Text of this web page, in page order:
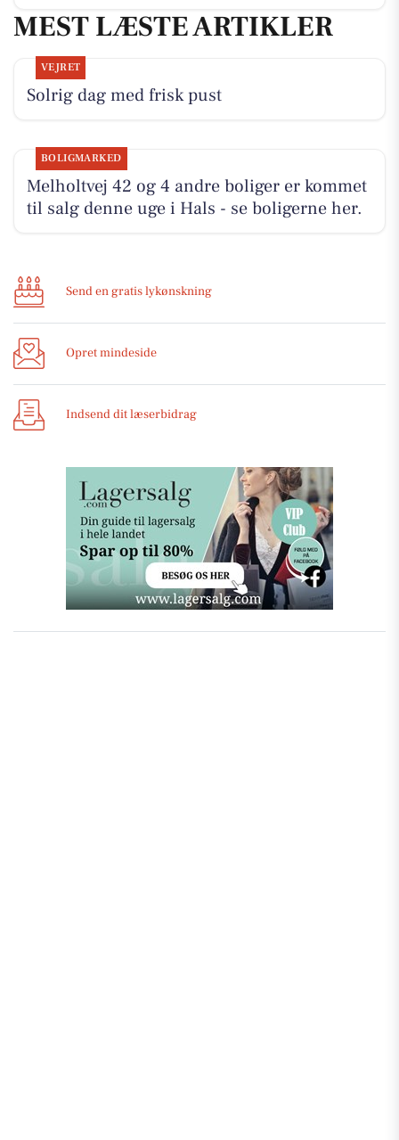
MEST LÆSTE ARTIKLER
VEJRET
Solrig dag med frisk pust
BOLIGMARKED
Melholtvej 42 og 4 andre boliger er kommet
til salg denne uge i Hals - se boligerne her.
Send en gratis lykønskning
Opret mindeside
Indsend dit læserbidrag